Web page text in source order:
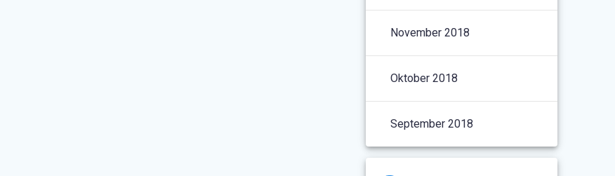
November 2018
Oktober 2018
September 2018